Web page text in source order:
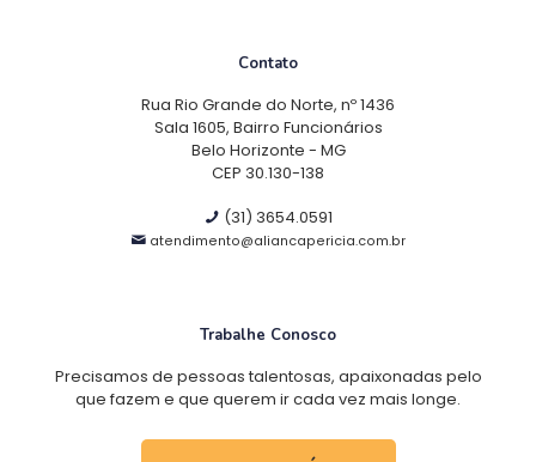
Contato
Rua Rio Grande do Norte, nº 1436
Sala 1605, Bairro Funcionários
Belo Horizonte - MG
CEP 30.130-138
(31) 3654.0591
atendimento@aliancapericia.com.br
Trabalhe Conosco
Precisamos de pessoas talentosas, apaixonadas pelo
que fazem e que querem ir cada vez mais longe.